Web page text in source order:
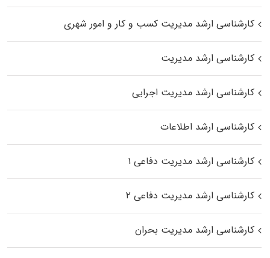
کارشناسی ارشد مدیریت کسب و کار و امور شهری
کارشناسی ارشد مدیریت
کارشناسی ارشد مدیریت اجرایی
کارشناسی ارشد اطلاعات
کارشناسی ارشد مدیریت دفاعی ۱
کارشناسی ارشد مدیریت دفاعی ۲
کارشناسی ارشد مدیریت بحران